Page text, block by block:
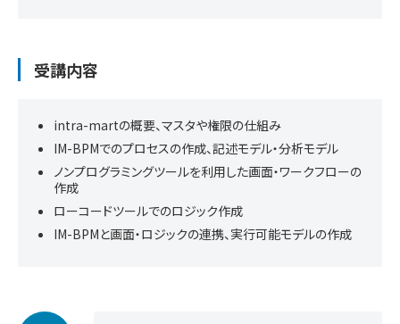
受講内容
intra-martの概要、マスタや権限の仕組み
IM-BPMでのプロセスの作成、記述モデル・分析モデル
ノンプログラミングツールを利用した画面・ワークフローの
作成
ローコードツールでのロジック作成
IM-BPMと画面・ロジックの連携、実行可能モデルの作成